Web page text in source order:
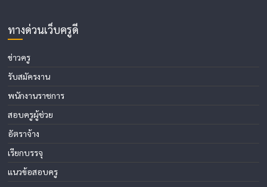
ทางด่วนเว็บครูดี
ข่าวครู
รับสมัครงาน
พนักงานราชการ
สอบครูผู้ช่วย
อัตราจ้าง
เรียกบรรจุ
แนวข้อสอบครู